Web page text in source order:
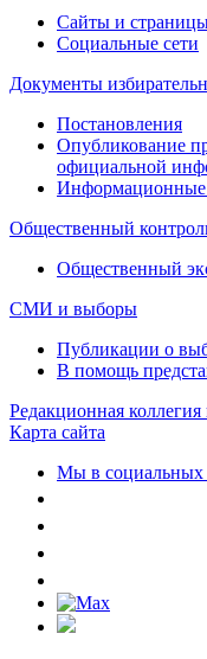
Сайты и
Социальные сети
Документы
Постановления
Опубликование
официальной
Информационные
Общественный
Общественный
СМИ и выборы
Публикации о
В помощь
Редакционная коллегия
Карта сайта
Мы в социальных